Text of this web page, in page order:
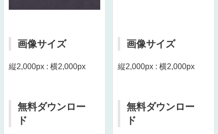
画像サイズ
縦2,000px : 横2,000px
無料ダウンロー
ド
画像サイズ
縦2,000px : 横2,000px
無料ダウンロー
ド